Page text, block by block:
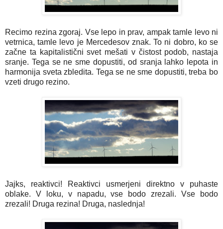
Recimo rezina zgoraj. Vse lepo in prav, ampak tamle levo ni
vetrnica, tamle levo je Mercedesov znak. To ni dobro, ko se
začne ta kapitalistični svet mešati v čistost podob, nastaja
sranje. Tega se ne sme dopustiti, od sranja lahko lepota in
harmonija sveta zbledita. Tega se ne sme dopustiti, treba bo
vzeti drugo rezino.
Jajks, reaktivci! Reaktivci usmerjeni direktno v puhaste
oblake. V loku, v napadu, vse bodo zrezali. Vse bodo
zrezali! Druga rezina! Druga, naslednja!